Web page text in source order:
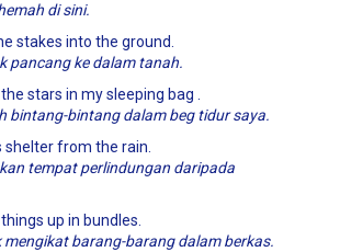
di sini.
stakes into the ground.
pancang ke dalam tanah.
stars in my sleeping bag .
bintang-bintang dalam beg tidur saya.
shelter from the rain.
tempat perlindungan daripada
up in bundles.
barang-barang dalam berkas.